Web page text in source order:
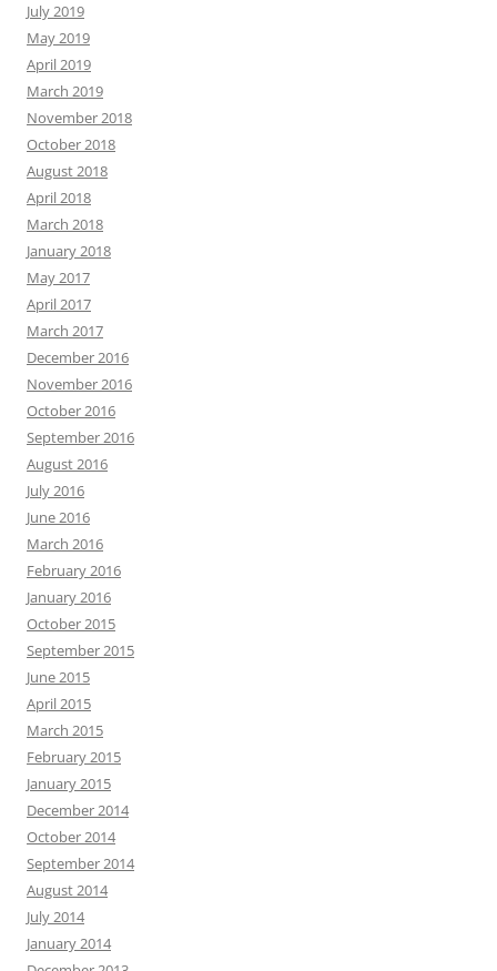
July 2019
May 2019
April 2019
March 2019
November 2018
October 2018
August 2018
April 2018
March 2018
January 2018
May 2017
April 2017
March 2017
December 2016
November 2016
October 2016
September 2016
August 2016
July 2016
June 2016
March 2016
February 2016
January 2016
October 2015
September 2015
June 2015
April 2015
March 2015
February 2015
January 2015
December 2014
October 2014
September 2014
August 2014
July 2014
January 2014